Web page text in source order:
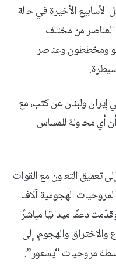
الأخيرة في حالة
من مختلف
ومخططون وعناصر
إيران ولبنان عن كثب، مع
أي محاولة للمساس
تعميق التعاون مع القوات
الهجومية آلاف
دعمًا ميدانيًا مباشرًا
والاختراق والهجوم، إلى
مروحيات “يسعور”.